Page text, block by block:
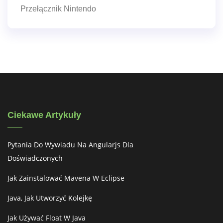
Przełącznik Nintendo
Ciekawe Artykuły
Pytania Do Wywiadu Na Angularjs Dla
Doświadczonych
Jak Zainstalować Mavena W Eclipse
Java, Jak Utworzyć Kolejkę
Jak Używać Float W Java